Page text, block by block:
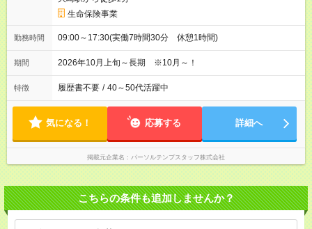
生命保険事業
勤務時間 09:00～17:30(実働7時間30分 休憩1時間)
期間 2026年10月上旬～長期 ※10月～！
特徴 履歴書不要 / 40～50代活躍中
気になる！ 応募する 詳細へ
掲載元企業名 パーソルテンプスタッフ株式会社
こちらの条件も追加しませんか？